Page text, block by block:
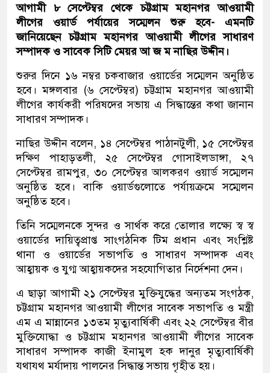
আগামী ৮ সেপ্টেম্বর থেকে চট্টগ্রাম মহানগর আওয়ামী
লীগের ওয়ার্ড পর্যায়ের সম্মেলন শুরু হবে- এমনটি
জানিয়েছেন চট্টগ্রাম মহানগর আওয়ামী লীগের সাধারণ
সম্পাদক ও সাবেক সিটি মেয়র আ জ ম নাছির উদ্দীন।
শুরুর দিনে ১৬ নম্বর চকবাজার ওয়ার্ডের সম্মেলন অনুষ্ঠিত
হবে। মঙ্গলবার (৬ সেপ্টেম্বর) চট্টগ্রাম মহানগর আওয়ামী
লীগের কার্যকরী পরিষদের সভায় এ সিদ্ধান্তের কথা জানান
সাধারণ সম্পাদক।
নাছির উদ্দীন বলেন, ১৪ সেপ্টেম্বর পাঠানটুলী, ১৫ সেপ্টেম্বর
দক্ষিণ পাহাড়তলী, ২৫ সেপ্টেম্বর গোসাইলডাঙ্গা, ২৭
সেপ্টেম্বর রামপুর, ৩০ সেপ্টেম্বর আলকরণ ওয়ার্ড সম্মেলন
অনুষ্ঠিত হবে। বাকি ওয়ার্ডগুলোতে পর্যায়ক্রমে সম্মেলন
অনুষ্ঠিত হবে।
তিনি সম্মেলনকে সুন্দর ও সার্থক করে তোলার লক্ষ্যে স্ব স্ব
ওয়ার্ডের দায়িত্বপ্রাপ্ত সাংগঠনিক টিম প্রধান এবং সংশ্লিষ্ট
থানা ও ওয়ার্ডের সভাপতি ও সাধারণ সম্পাদক এবং
আহ্বায়ক ও যুগ্ম আহ্বায়কদের সহযোগিতার নির্দেশনা দেন।
এ ছাড়া আগামী ২১ সেপ্টেম্বর মুক্তিযুদ্ধের অন্যতম সংগঠক,
চট্টগ্রাম মহানগর আওয়ামী লীগের সাবেক সভাপতি ও মন্ত্রী
এম এ মান্নানের ১৩তম মৃত্যুবার্ষিকী এবং ২২ সেপ্টেম্বর বীর
মুক্তিযোদ্ধা ও চট্টগ্রাম মহানগর আওয়ামী লীগের সাবেক
সাধারণ সম্পাদক কাজী ইনামুল হক দানুর মৃত্যুবার্ষিকী
যথাযথ মর্যাদায় পালনের সিদ্ধান্ত সভায় গৃহীত হয়।